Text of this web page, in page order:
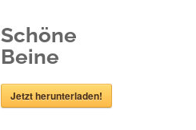
Schöne
Beine
Jetzt herunterladen!